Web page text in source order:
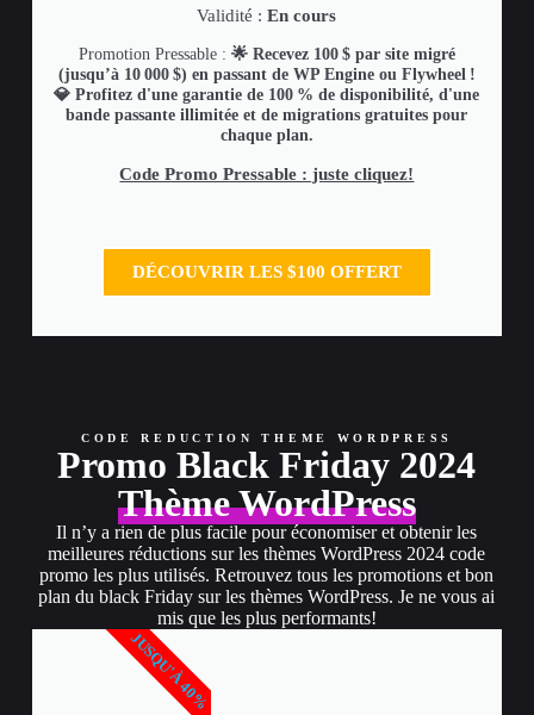
Validité :En cours
Promotion Pressable : 🌟 Recevez 100 $ par site migré
(jusqu’à 10 000 $) en passant de WP Engine ou Flywheel !
💎 Profitez d'une garantie de 100 % de disponibilité, d'une
bande passante illimitée et de migrations gratuites pour
chaque plan.
Code Promo Pressable : juste cliquez!
DÉCOUVRIR LES $100 OFFERT
CODE REDUCTION THEME WORDPRESS
Promo Black Friday 2024
Thème WordPress
Il n’y a rien de plus facile pour économiser et obtenir les
meilleures réductions sur les thèmes WordPress 2024 code
promo les plus utilisés. Retrouvez tous les promotions et bon
plan du black Friday sur les thèmes WordPress. Je ne vous ai
mis que les plus performants!
JUSQU'À 40%